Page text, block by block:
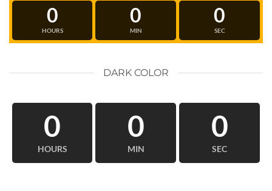
0
HOURS
0
MIN
0
SEC
DARK COLOR
0
HOURS
0
MIN
0
SEC